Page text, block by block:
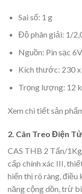
Sai số: 1 g
Độ phân giải: 1/
Nguồn: Pin sạc
Kích thước: 230
Trọng lượng: 12
Xem chi tiết sản
2. Cân Treo Điện
CAS THB 2 Tấn/
cấp chính xác III,
hiển thị rõ ràng, điều
năng cộng dồn, trừ